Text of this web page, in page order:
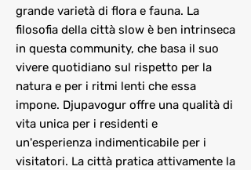
grande varietà di flora e fauna. La
filosofia della città slow è ben intrinseca
in questa community, che basa il suo
vivere quotidiano sul rispetto per la
natura e per i ritmi lenti che essa
impone. Djupavogur offre una qualità di
vita unica per i residenti e
un'esperienza indimenticabile per i
visitatori. La città pratica attivamente la